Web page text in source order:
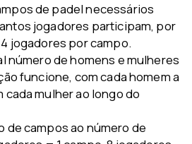
de padel necessários
jogadores participam, por
jogadores por campo.
número de homens e mulheres
funcione, com cada homem a
cada mulher ao longo do
de campos ao número de